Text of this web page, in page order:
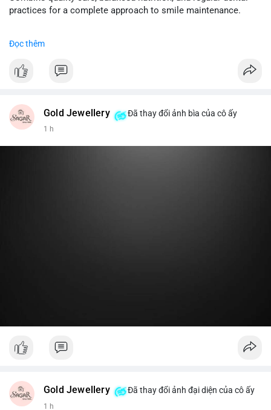
cân nhắc giảm tỷ trọng đòn bẩy và chờ xu hướng rõ ràng trước
#8dot0316btc
practices for a complete approach to smile maintenance.
Đọc thêm
Gold Jewellery Đã thay đổi ảnh bìa của cô ấy
1 h
Gold Jewellery Đã thay đổi ảnh đại diện của cô ấy
1 h